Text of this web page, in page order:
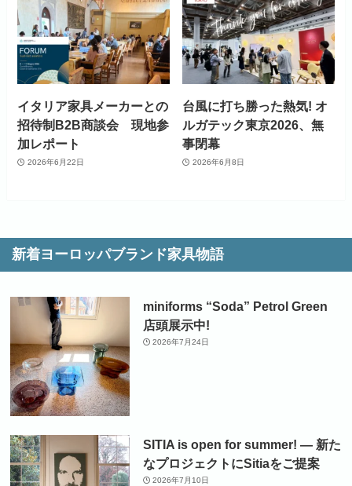
イタリア家具メーカーとの
招待制B2B商談会 現地参
加レポート
2026年6月22日
台風に打ち勝った熱気! オ
ルガテック東京2026、無
事閉幕
2026年6月8日
新着ヨーロッパブランド家具物語
miniforms “Soda” Petrol Green
店頭展示中!
2026年7月24日
SITIA is open for summer! ― 新た
なプロジェクトにSitiaをご提案
2026年7月10日